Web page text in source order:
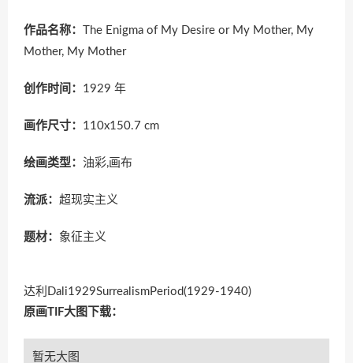
作品名称： The Enigma of My Desire or My Mother, My
Mother, My Mother
创作时间： 1929 年
画作尺寸： 110x150.7 cm
绘画类型： 油彩,画布
流派： 超现实主义
题材： 象征主义
达利Dali1929SurrealismPeriod(1929-1940)
原画TIF大图下载：
暂无大图